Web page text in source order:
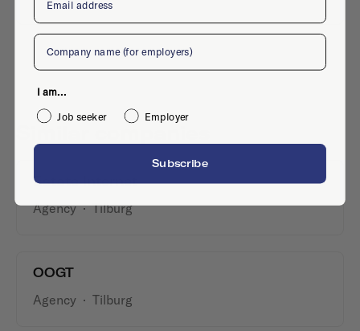
Estate Internet
Agency·Tilburg
OOGT
Agency · Tilburg
Company
I am...
Job seeker
Employer
Subscribe